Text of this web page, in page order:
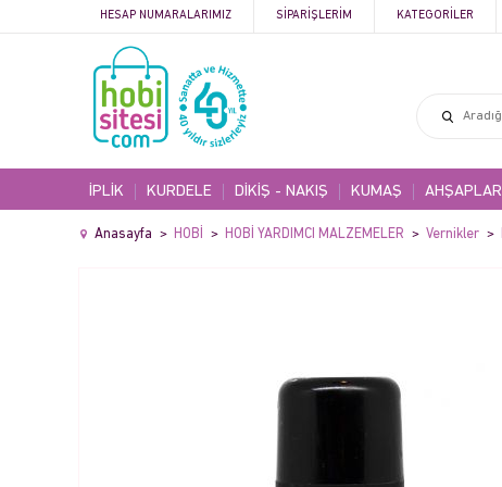
HESAP NUMARALARIMIZ SIPARIŞLERIM KATEGORILER
İPLİK KURDELE DİKİŞ - NAKIŞ KUMAŞ AHŞAPLAR
Anasayfa HOBİ HOBİ YARDIMCI MALZEMELER Vernikler